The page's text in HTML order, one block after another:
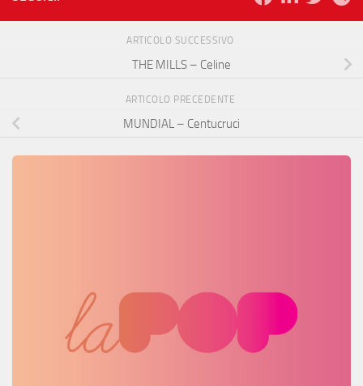
ARTICOLO SUCCESSIVO
THE MILLS – Celine
ARTICOLO PRECEDENTE
MUNDIAL – Centucruci